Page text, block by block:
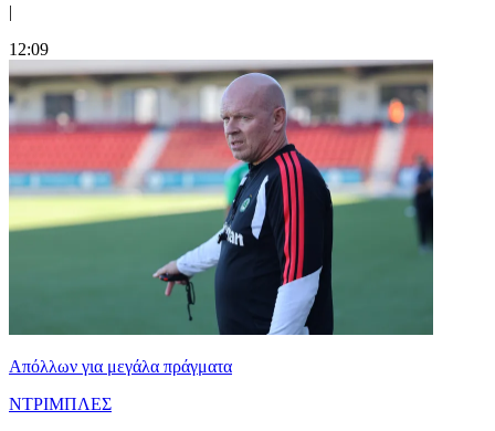
|
12:09
Απόλλων για μεγάλα πράγματα
ΝΤΡΙΜΠΛΕΣ